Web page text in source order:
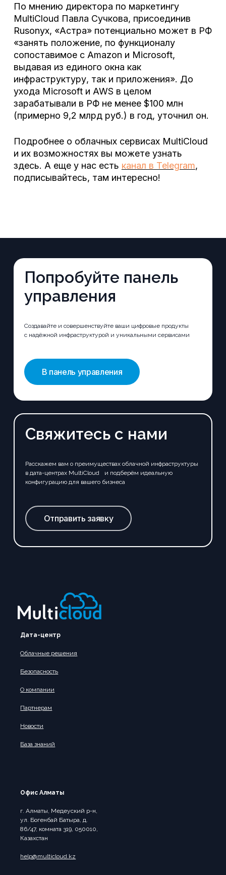
По мнению директора по маркетингу
MultiCloud Павла Сучкова, присоединив
Rusonyx, «Астра» потенциально может в РФ
«занять положение, по функционалу
сопоставимое с Amazon и Microsoft,
выдавая из единого окна как
инфраструктуру, так и приложения». До
ухода Microsoft и AWS в целом
зарабатывали в РФ не менее $100 млн
(примерно 9,2 млрд руб.) в год, уточнил он.
Подробнее о облачных сервисах MultiCloud
и их возможностях вы можете узнать
здесь. А еще у нас есть канал в Telegram,
подписывайтесь, там интересно!
Попробуйте панель
управления
Создавайте и совершенствуйте ваши цифровые продукты
с надёжной инфраструктурой и уникальными сервисами
В панель управления
Свяжитесь с нами
Расскажем вам о преимуществах облачной инфраструктуры
в дата-центрах MultiCloud и подберём идеальную
конфигурацию для вашего бизнеса
Отправить заявку
Дата-центр
Облачные решения
Безопасность
О компании
Партнерам
Новости
База знаний
Офис Алматы
г. Алматы, Медеуский р-н,
ул. Богенбай Батыра, д.
86/47, комната 319, 050010,
Казахстан
help@multicloud.kz